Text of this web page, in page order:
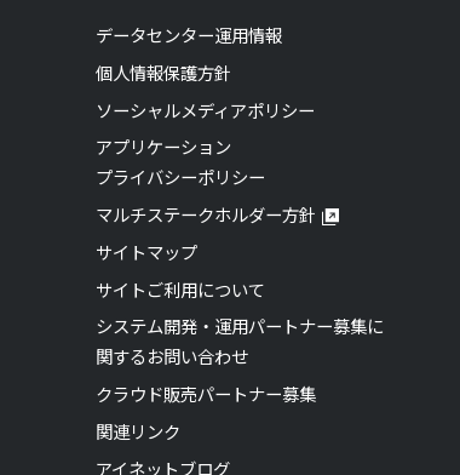
データセンター運用情報
個人情報保護方針
ソーシャルメディアポリシー
アプリケーション
プライバシーポリシー
マルチステークホルダー方針
サイトマップ
サイトご利用について
システム開発・運用パートナー募集に
関するお問い合わせ
クラウド販売パートナー募集
関連リンク
アイネットブログ